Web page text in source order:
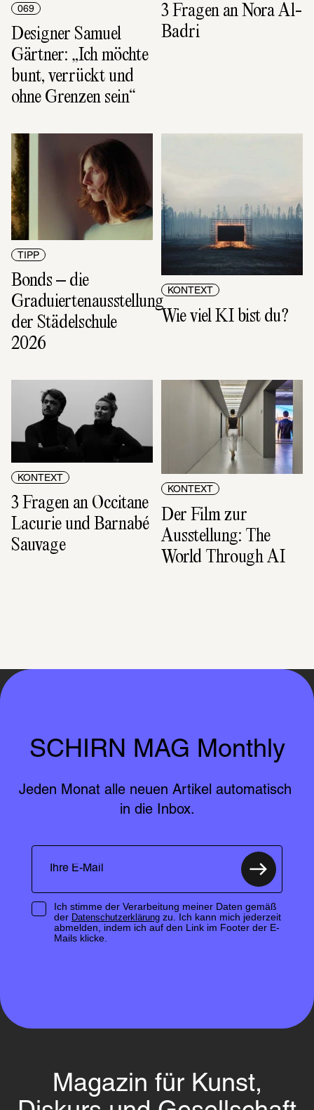
069
Designer Samuel
Gärtner: „Ich möchte
bunt, verrückt und
ohne Grenzen sein“
3 Fragen an Nora Al-
Badri
TIPP
Bonds – die
Graduiertenausstellung
der Städelschule
2026
KONTEXT
Wie viel KI bist du?
KONTEXT
3 Fragen an Occitane
Lacurie und Barnabé
Sauvage
KONTEXT
Der Film zur
Ausstellung: The
World Through AI
SCHIRN MAG Monthly
Jeden Monat alle neuen Artikel automatisch
in die Inbox.
Ich stimme der Verarbeitung meiner Daten gemäß
der Datenschutzerklärungzu. Ich kann mich jederzeit
abmelden, indem ich auf den Link im Footer der E-
Mails klicke.
Magazin für Kunst,